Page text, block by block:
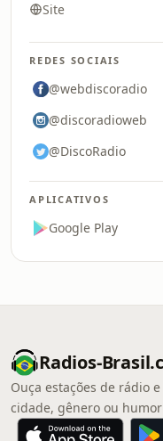
Site
REDES SOCIAIS
@webdiscoradio
@discoradioweb
@DiscoRadio
APLICATIVOS
Google Play
Radios-
Ouça estações de rádio
cidade, gênero ou